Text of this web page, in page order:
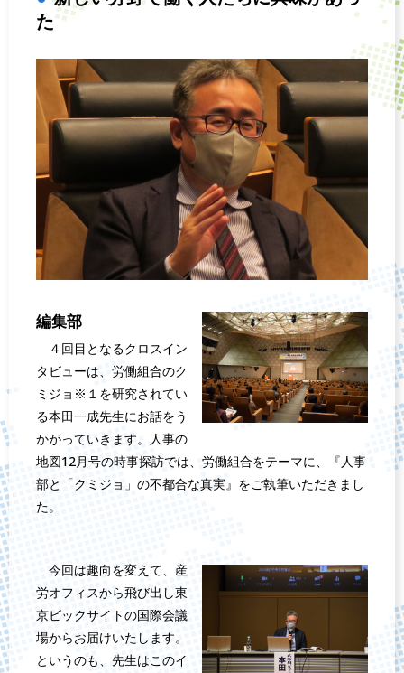
た
編集部
４回目となるクロスイン
タビューは、労働組合のク
ミジョ※１を研究されてい
る本田一成先生にお話をう
かがっていきます。人事の
地図12月号の時事探訪では、労働組合をテーマに、『人事
部と「クミジョ」の不都合な真実』をご執筆いただきまし
た。
今回は趣向を変えて、産
労オフィスから飛び出し東
京ビックサイトの国際会議
場からお届けいたします。
というのも、先生はこのイ